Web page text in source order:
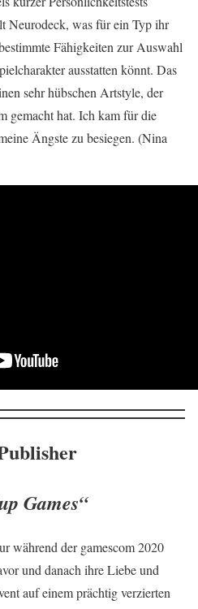
Neurodeck, was für ein Typ ihr
Fähigkeiten zur Auswahl
ausstatten könnt. Das
sehr hübschen Artstyle, der
gemacht hat. Ich kam für die
Ängste zu besiegen. (Nina
Games“
während der gamescom 2020
und danach ihre Liebe und
auf einem prächtig verzierten